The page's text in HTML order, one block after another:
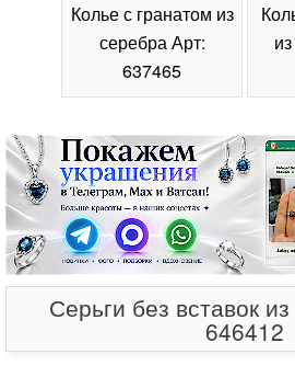
Колье с гранатом из
серебра Арт:
637465
Серьги без вставок
646412